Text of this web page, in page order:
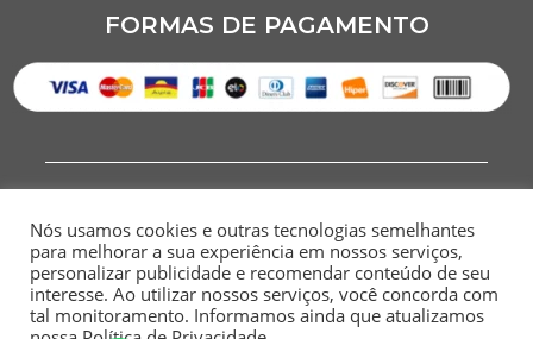
FORMAS DE PAGAMENTO
CNPJ: 07.284.949/0001-00
HOME SITEMAP
Nós usamos cookies e outras tecnologias semelhantes
para melhorar a sua experiência em nossos serviços,
personalizar publicidade e recomendar conteúdo de seu
interesse. Ao utilizar nossos serviços, você concorda com
tal monitoramento. Informamos ainda que atualizamos